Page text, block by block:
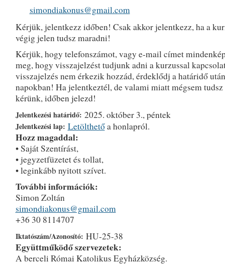
simondiakonus@gmail.com
Kérjük, jelentkezz időben! Csak akkor jelentkezz, ha a
végig jelen tudsz maradni!
Kérjük, hogy telefonszámot, vagy e-mail címet
meg, hogy visszajelzést tudjunk adni a kurzussal
visszajelzés nem érkezik hozzád, érdeklődj a határidő
napokban! Ha jelentkeztél, de valami miatt mégsem tudsz
kérünk, időben jelezd!
Jelentkezési határidő: 2025. október 3., péntek
Jelentkezési lap: Letölthetőa honlapról.
Hozz magaddal:
• Saját Szentírást,
• jegyzetfüzetet és tollat,
• leginkább nyitott szívet.
További információk:
Simon Zoltán
simondiakonus@gmail.com
+36 30 8114707
Iktatószám/Azonosító: HU-25-38
Együttműködő szervezetek:
A berceli Római Katolikus Egyházközség.